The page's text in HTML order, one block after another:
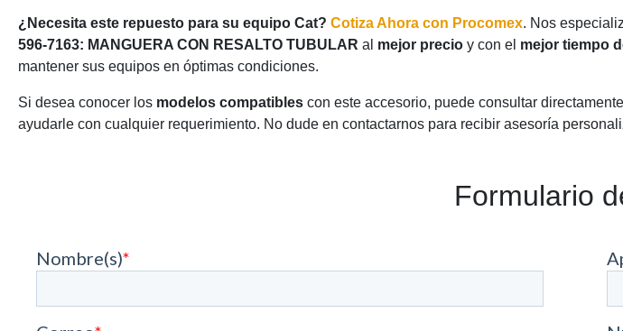
¿Necesita este repuesto para su equipo Cat? Cotiza Ahora con Procomex. Nos
596-7163: MANGUERA CON RESALTO TUBULAR al mejor precio y con el mejor tiempo
mantener sus equipos en óptimas condiciones.
Si desea conocer los modelos compatibles con este accesorio, puede consultar
ayudarle con cualquier requerimiento. No dude en contactarnos para recibir asesoría
Formulario